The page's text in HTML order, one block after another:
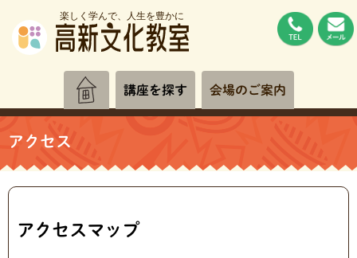
楽しく学んで、人生を豊かに
講座を探す 会場のご案内
アクセス
アクセスマップ